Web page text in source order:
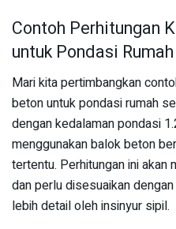
Contoh Perhitungan
untuk Pondasi Rumah
Mari kita pertimbangkan
beton untuk pondasi rumah
dengan kedalaman pondasi
menggunakan balok beton
tertentu. Perhitungan ini akan
dan perlu disesuaikan
lebih detail oleh insinyur sipil.